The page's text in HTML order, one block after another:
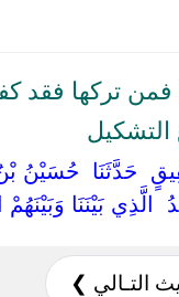
فمن تركها فقد
التشكيل
‏حَدَّثَنَا ‏ ‏حُسَيْنُ بْنُ
بَيْنَنَا وَبَيْنَهُمْ
التـالي ❯